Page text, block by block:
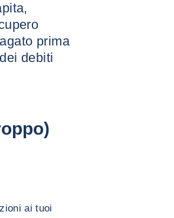
prima
debiti
ai tuoi